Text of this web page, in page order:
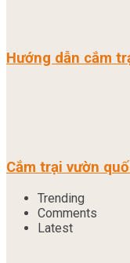
Hướng dẫn cắm
Cắm trại vườn
Trending
Comments
Latest